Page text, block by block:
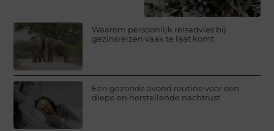
Waarom persoonlijk reisadvies bij
gezinsreizen vaak te laat komt
Een gezonde avond routine voor een
diepe en herstellende nachtrust